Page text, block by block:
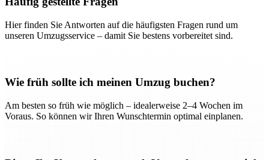
Hier finden Sie Antworten auf die häufigsten Fragen rund um
unseren Umzugsservice – damit Sie bestens vorbereitet sind.
Wie früh sollte ich meinen Umzug buchen?
Am besten so früh wie möglich – idealerweise 2–4 Wochen im
Voraus. So können wir Ihren Wunschtermin optimal einplanen.